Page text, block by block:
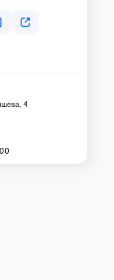
4